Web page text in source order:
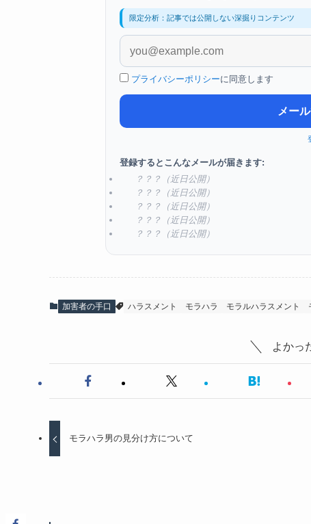
限定分析：記事では公開しない深掘りコンテンツ
プライバシーポリシーに同意します
メー
登録するとこんなメールが届きます:
？？？（近日公開）
？？？（近日公開）
？？？（近日公開）
？？？（近日公開）
？？？（近日公開）
加害者の手口 ハラスメント モラハラ モラルハラスメント
よかっ
モラハラ男の見分け方について